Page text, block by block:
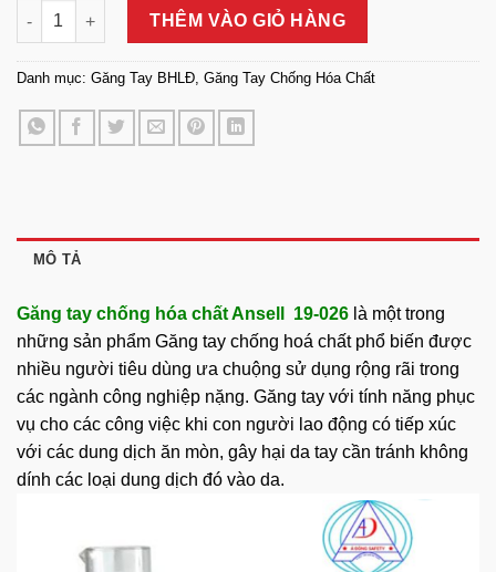
Găng Tay Chống Hóa Chất, Chịu Nhiệt Ansell 19-026 số lượng
THÊM VÀO GIỎ HÀNG
Danh mục: Găng Tay BHLĐ, Găng Tay Chống Hóa Chất
MÔ TẢ
Găng tay chống hóa chất Ansell 19-026 là một trong
những sản phẩm Găng tay chống hoá chấtphổ biến được
nhiều người tiêu dùng ưa chuộng sử dụng rộng rãi trong
các ngành công nghiệp nặng. Găng tay với tính năng phục
vụ cho các công việc khi con người lao động có tiếp xúc
với các dung dịch ăn mòn, gây hại da tay cần tránh không
dính các loại dung dịch đó vào da.